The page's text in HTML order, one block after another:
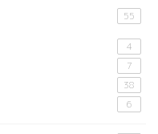
55
4
7
38
6